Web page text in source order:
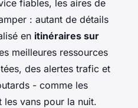
fiables, les aires de
: autant de détails
en itinéraires sur
meilleures ressources
des alertes trafic et
- comme les
les vans pour la nuit.